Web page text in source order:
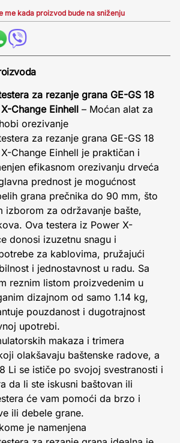
me kada proizvod bude na sniženju
za rezanje grana GE-GS 18
Change Einhell – Moćan alat za
orezivanje
za rezanje grana GE-GS 18
Change Einhell je praktičan i
efikasnom orezivanju drveća
prednost je mogućnost
grana prečnika do 90 mm, što
izborom za održavanje bašte,
Ova testera iz Power X-
donosi izuzetnu snagu i
za kablovima, pružajući
i jednostavnost u radu. Sa
reznim listom proizvedenim u
dizajnom od samo 1.14 kg,
pouzdanost i dugotrajnost
upotrebi.
makaza i trimera
olakšavaju baštenske radove, a
Li se ističe po svojoj svestranosti i
da li ste iskusni baštovan ili
će vam pomoći da brzo i
ili debele grane.
je namenjena